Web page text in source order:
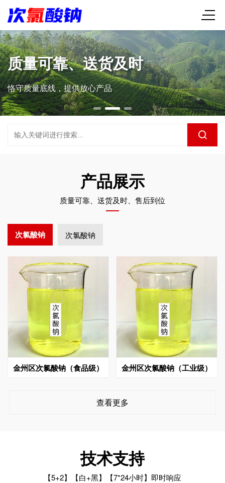
售后到位、服务
【5+2】【白+黑】【7*24小时】
产品展示
质量可靠、送货及时、售后到位
次氯酸钠 次氯酸钠
金州区次氯酸钠（食品级） 金州区次氯酸钠（工业级）
查看更多
技术支持
【5+2】【白+黑】【7*24小时】即时响应